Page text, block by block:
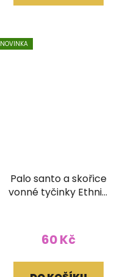
NOVINKA
Palo santo a skořice
vonné tyčinky Ethnic
60 Kč